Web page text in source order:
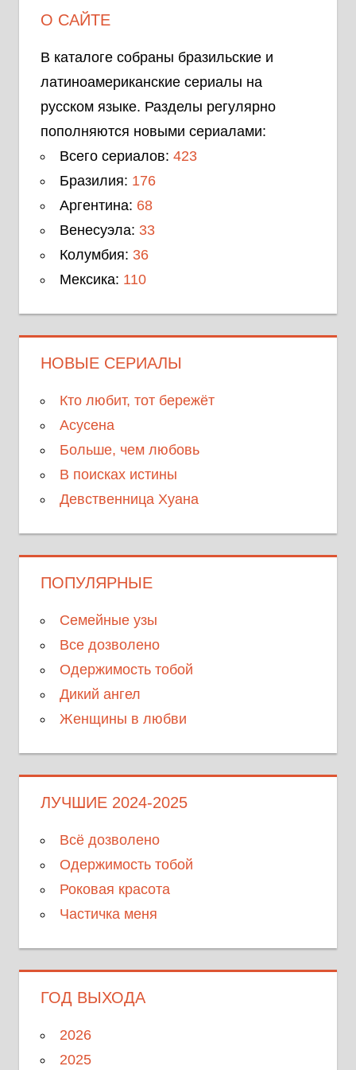
О САЙТЕ
В каталоге собраны бразильские и
латиноамериканские сериалы на
русском языке. Разделы регулярно
пополняются новыми сериалами:
Всего сериалов: 423
Бразилия: 176
Аргентина: 68
Венесуэла: 33
Колумбия: 36
Мексика: 110
НОВЫЕ СЕРИАЛЫ
Кто любит, тот бережёт
Асусена
Больше, чем любовь
В поисках истины
Девственница Хуана
ПОПУЛЯРНЫЕ
Семейные узы
Все дозволено
Одержимость тобой
Дикий ангел
Женщины в любви
ЛУЧШИЕ 2024-2025
Всё дозволено
Одержимость тобой
Роковая красота
Частичка меня
ГОД ВЫХОДА
2026
2025